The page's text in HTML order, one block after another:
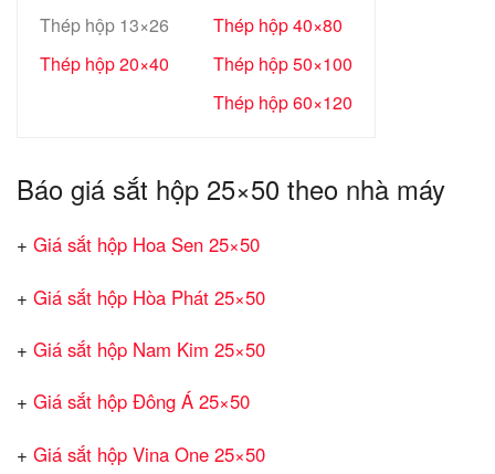
Thép hộp 13×26
Thép hộp 20×40
Thép hộp 40×80
Thép hộp 50×100
Thép hộp 60×120
Báo giá sắt hộp 25×50 theo nhà máy
+ Giá sắt hộp Hoa Sen 25×50
+ Giá sắt hộp Hòa Phát 25×50
+ Giá sắt hộp Nam Kim 25×50
+ Giá sắt hộp Đông Á 25×50
+ Giá sắt hộp Vina One 25×50